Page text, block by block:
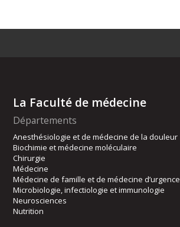
La Faculté de médecine
Départements
Anesthésiologie et de médecine de la douleur
Biochimie et médecine moléculaire
Chirurgie
Médecine
Médecine de famille et de médecine d’urgence
Microbiologie, infectiologie et immunologie
Neurosciences
Nutrition